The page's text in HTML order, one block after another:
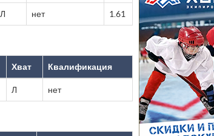
Л нет 1.61
Хват Квалификация
Л нет